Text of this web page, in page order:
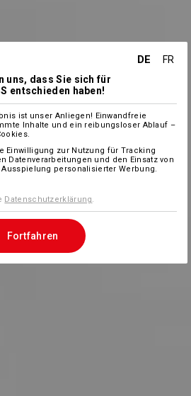
DE
FR
uns, dass Sie sich für
entschieden haben!
ist unser Anliegen! Einwandfreie
Inhalte und ein reibungsloser Ablauf –
Einwilligung zur Nutzung für Tracking
Datenverarbeitungen und den Einsatz von
personalisierter Werbung.
Datenschutzerklärung
Fortfahren